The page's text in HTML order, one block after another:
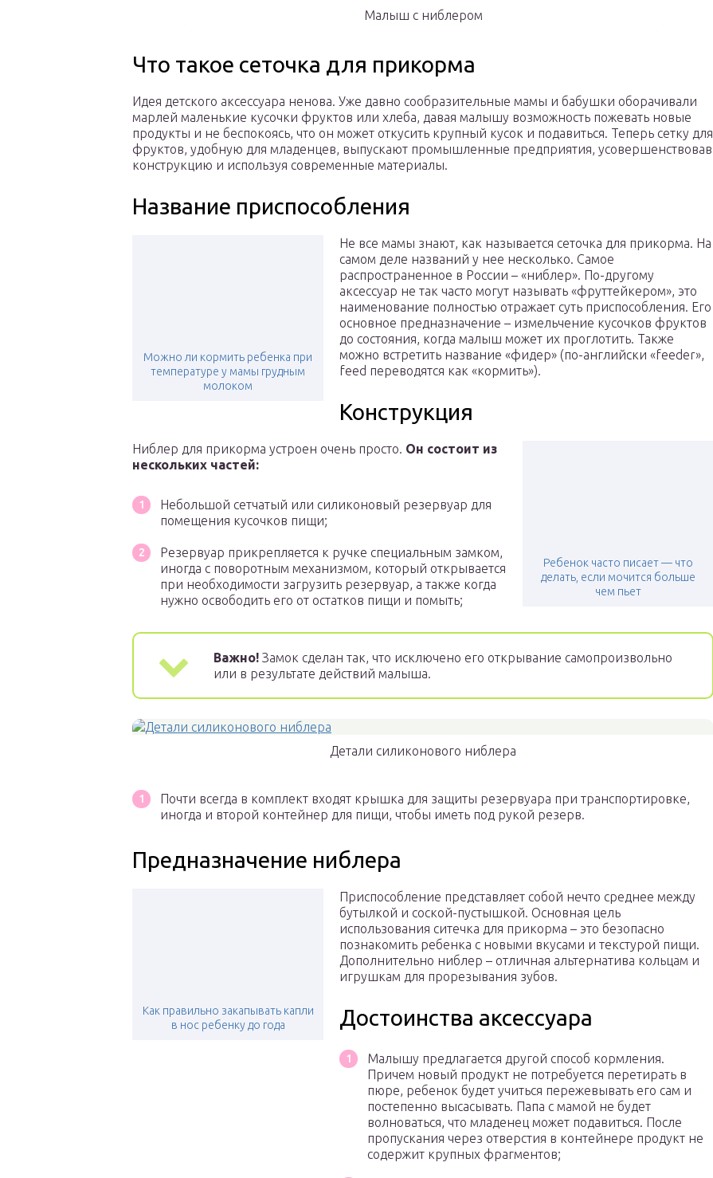
Малыш с ниблером
Что такое сеточка для прикорма
Идея детского аксессуара ненова. Уже давно сообразительные мамы и бабушки оборачивали
марлей маленькие кусочки фруктов или хлеба, давая малышу возможность пожевать новые
продукты и не беспокоясь, что он может откусить крупный кусок и подавиться. Теперь сетку для
фруктов, удобную для младенцев, выпускают промышленные предприятия, усовершенствовав
конструкцию и используя современные материалы.
Название приспособления
Можно ли кормить ребенка при
температуре у мамы грудным
молоком
Не все мамы знают, как называется сеточка для прикорма. На
самом деле названий у нее несколько. Самое
распространенное в России – «ниблер». По-другому
аксессуар не так часто могут называть «фруттейкером», это
наименование полностью отражает суть приспособления. Его
основное предназначение – измельчение кусочков фруктов
до состояния, когда малыш может их проглотить. Также
можно встретить название «фидер» (по-английски «feeder»,
feed переводятся как «кормить»).
Конструкция
Ребенок часто писает — что
делать, если мочится больше
чем пьет
Ниблер для прикорма устроен очень просто. Он состоит из
нескольких частей:
Небольшой сетчатый или силиконовый резервуар для
помещения кусочков пищи;
Резервуар прикрепляется к ручке специальным замком,
иногда с поворотным механизмом, который открывается
при необходимости загрузить резервуар, а также когда
нужно освободить его от остатков пищи и помыть;
Важно! Замок сделан так, что исключено его открывание самопроизвольно
или в результате действий малыша.
Детали силиконового ниблера
Почти всегда в комплект входят крышка для защиты резервуара при транспортировке,
иногда и второй контейнер для пищи, чтобы иметь под рукой резерв.
Предназначение ниблера
Как правильно закапывать капли
в нос ребенку до года
Приспособление представляет собой нечто среднее между
бутылкой и соской-пустышкой. Основная цель
использования ситечка для прикорма – это безопасно
познакомить ребенка с новыми вкусами и текстурой пищи.
Дополнительно ниблер – отличная альтернатива кольцам и
игрушкам для прорезывания зубов.
Достоинства аксессуара
Малышу предлагается другой способ кормления.
Причем новый продукт не потребуется перетирать в
пюре, ребенок будет учиться пережевывать его сам и
постепенно высасывать. Папа с мамой не будет
волноваться, что младенец может подавиться. После
пропускания через отверстия в контейнере продукт не
содержит крупных фрагментов;